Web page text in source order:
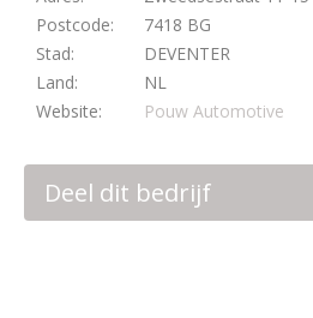
Postcode:
7418 BG
Stad:
DEVENTER
Land:
NL
Website:
Pouw Automotive
Deel dit bedrijf